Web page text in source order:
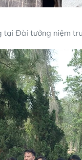
tại Đài tưởng niệm